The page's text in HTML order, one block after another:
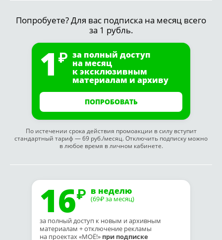
Попробуете? Для вас подписка на месяц всего
за 1 рубль.
1 за полный доступ
на месяц
к эксклюзивным
материалам и архиву
ПОПРОБОВАТЬ
По истечении срока действия промоакции в силу вступит
стандартный тариф — 69 руб./месяц. Отключить подписку можно
в любое время в личном кабинете.
16 в неделю
(69₽ за месяц)
за полный доступ к новым и архивным
материалам + отключение рекламы
на проектах «МОЁ!» при подписке